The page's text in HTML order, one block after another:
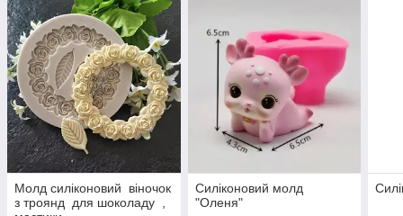
Молд силіконовий віночок
з троянд для шоколаду ,
Силіконовий молд
"Оленя"